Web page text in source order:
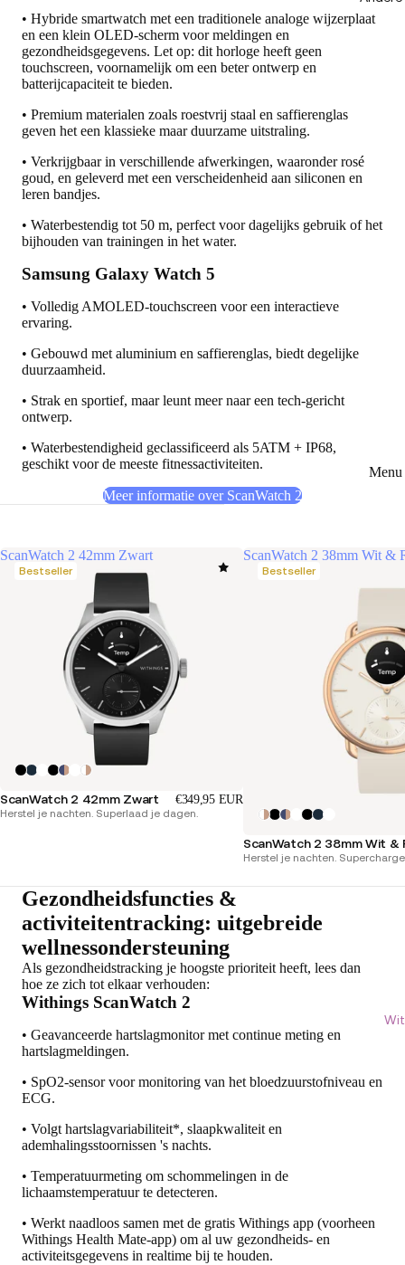
Menu
• Hybride smartwatch met een traditionele analoge wijzerplaat
en een klein OLED-scherm voor meldingen en
gezondheidsgegevens. Let op: dit horloge heeft geen
touchscreen, voornamelijk om een beter ontwerp en
batterijcapaciteit te bieden.
• Premium materialen zoals roestvrij staal en saffierenglas
geven het een klassieke maar duurzame uitstraling.
• Verkrijgbaar in verschillende afwerkingen, waaronder rosé
goud, en geleverd met een verscheidenheid aan siliconen en
leren bandjes.
• Waterbestendig tot 50 m, perfect voor dagelijks gebruik of het
bijhouden van trainingen in het water.
Samsung Galaxy Watch 5
• Volledig AMOLED-touchscreen voor een interactieve
ervaring.
• Gebouwd met aluminium en saffierenglas, biedt degelijke
duurzaamheid.
• Strak en sportief, maar leunt meer naar een tech-gericht
ontwerp.
• Waterbestendigheid geclassificeerd als 5ATM + IP68,
geschikt voor de meeste fitnessactiviteiten.
Meer informatie over ScanWatch 2
ScanWatch 2 42mm Zwart
Bestseller
ScanWatch 2 42mm Zwart €349,95 EUR
Herstel je nachten. Superlaad je dagen.
ScanWatch 2 38mm Wit &
Bestseller
ScanWatch 2 38mm Wit &
Herstel je nachten.
Gezondheidsfuncties &
activiteitentracking: uitgebreide
wellnessondersteuning
Als gezondheidstracking je hoogste prioriteit heeft, lees dan
hoe ze zich tot elkaar verhouden:
Withings ScanWatch 2
• Geavanceerde hartslagmonitor met continue meting en
hartslagmeldingen.
• SpO2-sensor voor monitoring van het bloedzuurstofniveau en
ECG.
• Volgt hartslagvariabiliteit*, slaapkwaliteit en
ademhalingsstoornissen 's nachts.
• Temperatuurmeting om schommelingen in de
lichaamstemperatuur te detecteren.
• Werkt naadloos samen met de gratis Withings app (voorheen
Withings Health Mate-app) om al uw gezondheids- en
activiteitsgegevens in realtime bij te houden.